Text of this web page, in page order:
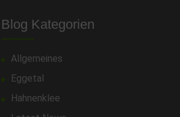
Blog Kategorien
Allgemeines
Eggetal
Hahnenklee